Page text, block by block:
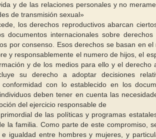
y de las relaciones personales y no
de transmisión sexual»
los derechos reproductivos abarcan
documentos internacionales sobre
por consenso. Esos derechos se basan en
y responsablemente el numero de hijos, el
y de los medios para ello y el derecho
su derecho a adoptar decisiones
con lo establecido en los
deben tener en cuenta las
del ejercicio responsable de
de las políticas y programas
la familia. Como parte de este compromiso,
igualdad entre hombres y mujeres, y
Feministas expresamente
comprometidas con la
de WILPF
Desde principios del
una rama del feminismo
organizó contra la guerra